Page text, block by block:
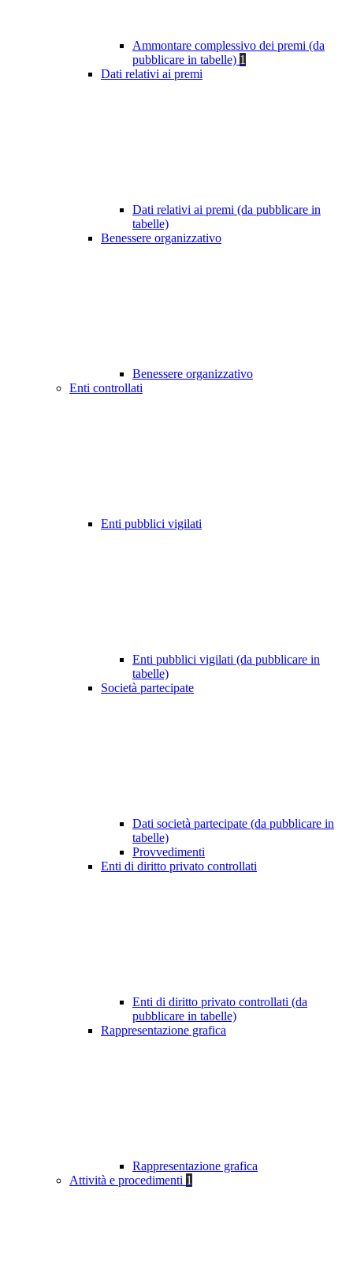
Ammontare complessivo dei premi (da
pubblicare in tabelle) 1
Dati relativi ai premi
Dati relativi ai premi (da pubblicare in
tabelle)
Benessere organizzativo
Benessere organizzativo
Enti controllati
Enti pubblici vigilati
Enti pubblici vigilati (da pubblicare in
tabelle)
Società partecipate
Dati società partecipate (da pubblicare in
tabelle)
Provvedimenti
Enti di diritto privato controllati
Enti di diritto privato controllati (da
pubblicare in tabelle)
Rappresentazione grafica
Rappresentazione grafica
Attività e procedimenti 1